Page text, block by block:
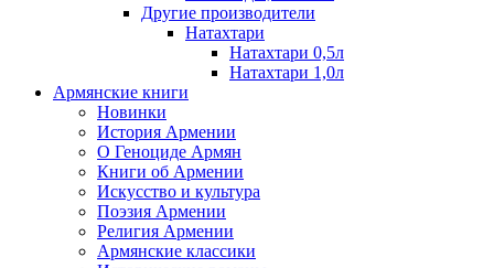
Другие производители
Натахтари
Натахтари 0,5л
Натахтари 1,0л
Армянские книги
Новинки
История Армении
О Геноциде Армян
Книги об Армении
Иcкусство и культура
Поэзия Армении
Религия Армении
Армянские классики